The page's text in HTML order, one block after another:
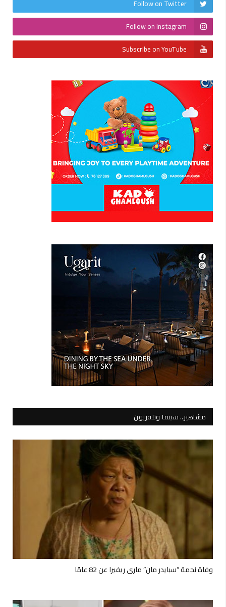
Follow on Twitter
Follow on Instagram
Subscribe on YouTube
مشاهير.. سينما وتلفزيون
وفاة نجمة “سبايدر مان” ماري ريفيرا عن 82 عامًا